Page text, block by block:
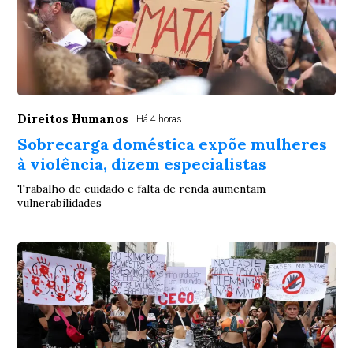
Direitos Humanos Há 4 horas
Sobrecarga doméstica expõe mulheres
à violência, dizem especialistas
Trabalho de cuidado e falta de renda aumentam
vulnerabilidades